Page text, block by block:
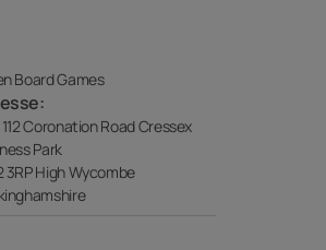
Board Games
Coronation Road Cressex
Park
3RP High Wycombe